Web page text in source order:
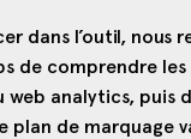
dans l’outil, nous
de comprendre
web analytics, puis
plan de marquage